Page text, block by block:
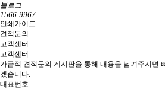
블로그
1566-9967
인쇄가이드
견적문의
고객센터
고객센터
가급적 견적문의 게시판을 통해 내용을 남겨주시면
겠습니다.
대표번호